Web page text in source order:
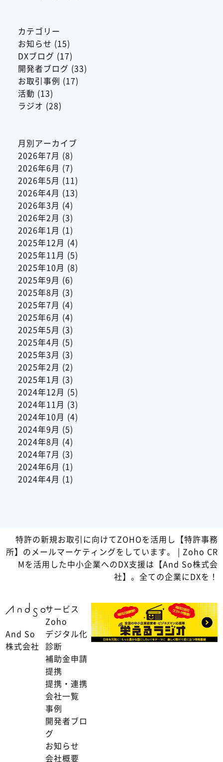
カテゴリー
お知らせ (15)
DXブログ (17)
開発者ブログ (33)
お取引事例 (17)
活動 (13)
ラジオ (28)
月別アーカイブ
2026年7月 (8)
2026年6月 (7)
2026年5月 (11)
2026年4月 (13)
2026年3月 (4)
2026年2月 (3)
2026年1月 (1)
2025年12月 (4)
2025年11月 (5)
2025年10月 (8)
2025年9月 (6)
2025年8月 (3)
2025年7月 (4)
2025年6月 (4)
2025年5月 (3)
2025年4月 (5)
2025年3月 (3)
2025年2月 (2)
2025年1月 (3)
2024年12月 (5)
2024年11月 (3)
2024年10月 (4)
2024年9月 (5)
2024年8月 (4)
2024年7月 (3)
2024年6月 (1)
2024年4月 (1)
特許の新規お取引に向けてZOHOを活用し【特許事務
所】のメールマーケティングをしています。 | Zoho CR
Mを活用した中小企業へのDX支援は【And So株式会
社】。全ての企業にDXを！
And So
株式会社
サービス
Zoho
デジタル化
診断
補助金申請
提携
提携・連携
会社一覧
事例
開発者ブロ
グ
お知らせ
会社概要